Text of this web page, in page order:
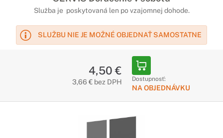
Služba je poskytovaná len po vzajomnej dohode.
SLUŽBU NIE JE MOŽNÉ OBJEDNAŤ SAMOSTATNE
4,50 €
3,66 € bez DPH Dostupnosť:
NA OBJEDNÁVKU